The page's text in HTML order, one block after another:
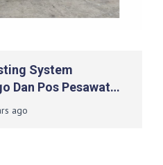
System
Dan Pos Pesawat
PT. Angkasa Pura I
ago